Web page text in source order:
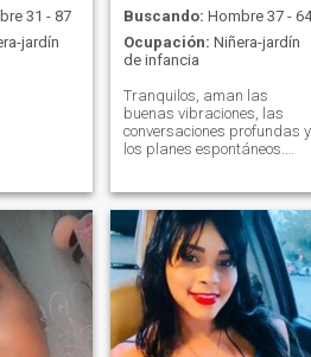
31 - 87
jardín
Buscando: Hombre 37 - 64
Ocupación: Niñera-jardín
de infancia
Tranquilos, aman las
buenas vibraciones, las
conversaciones profundas y
los planes espontáneos.